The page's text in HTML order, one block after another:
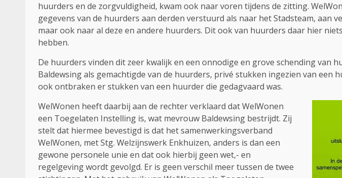
huurders en de zorgvuldigheid, kwam ook naar voren tijdens de zitting.
gegevens van de huurders aan derden verstuurd als naar het Stadsteam, aan
maar ook naar al deze en andere huurders. Dit ook van huurders daar hier
hebben.
De huurders vinden dit zeer kwalijk en een onnodige en grove schending van
Baldewsing als gemachtigde van de huurders, privé stukken ingezien van een
ook ontbraken er stukken van een huurder die gedagvaard was.
WelWonen heeft daarbij aan de rechter verklaard dat WelWonen
een Toegelaten Instelling is, wat mevrouw Baldewsing bestrijdt. Zij
stelt dat hiermee bevestigd is dat het samenwerkingsverband
WelWonen, met Stg. Welzijnswerk Enkhuizen, anders is dan een
gewone personele unie en dat ook hierbij geen wet,- en
regelgeving wordt gevolgd. Er is geen verschil meer tussen de twee